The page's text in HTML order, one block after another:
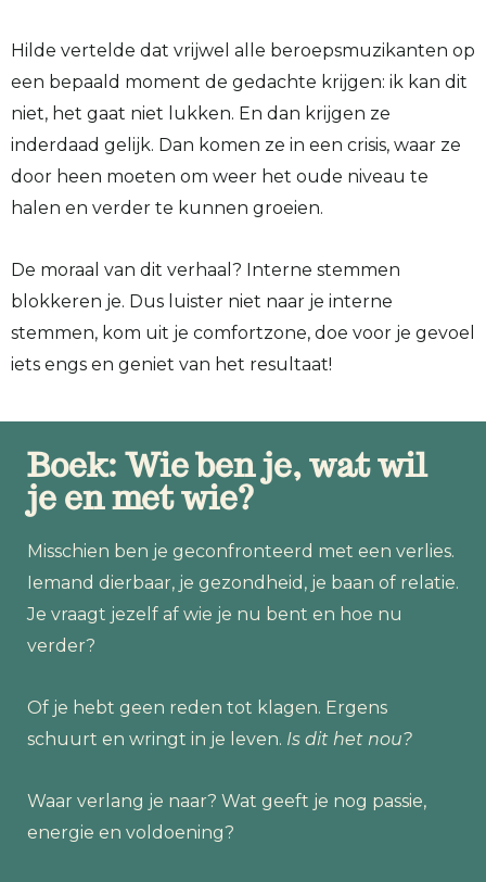
Hilde vertelde dat vrijwel alle beroepsmuzikanten op
een bepaald moment de gedachte krijgen: ik kan dit
niet, het gaat niet lukken. En dan krijgen ze
inderdaad gelijk. Dan komen ze in een crisis, waar ze
door heen moeten om weer het oude niveau te
halen en verder te kunnen groeien.
De moraal van dit verhaal? Interne stemmen
blokkeren je. Dus luister niet naar je interne
stemmen, kom uit je comfortzone, doe voor je gevoel
iets engs en geniet van het resultaat!
Boek: Wie ben je, wat wil
je en met wie?
Misschien ben je geconfronteerd met een verlies.
Iemand dierbaar, je gezondheid, je baan of relatie.
Je vraagt jezelf af wie je nu bent en hoe nu
verder?
Of je hebt geen reden tot klagen. Ergens
schuurt en wringt in je leven. Is dit het nou?
Waar verlang je naar? Wat geeft je nog passie,
energie en voldoening?